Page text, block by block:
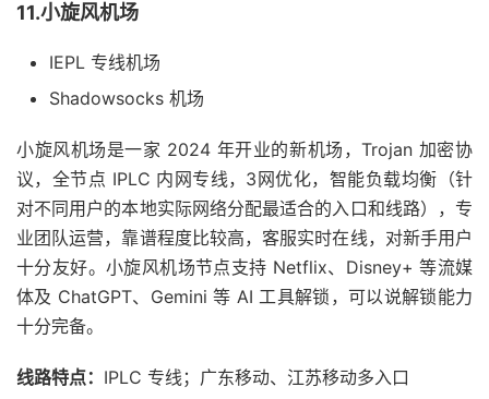
11.小旋风机场
IEPL 专线机场
Shadowsocks 机场
小旋风机场是一家 2024 年开业的新机场，Trojan 加密协
议，全节点 IPLC 内网专线，3网优化，智能负载均衡（针
对不同用户的本地实际网络分配最适合的入口和线路），专
业团队运营，靠谱程度比较高，客服实时在线，对新手用户
十分友好。小旋风机场节点支持 Netflix、Disney+ 等流媒
体及 ChatGPT、Gemini 等 AI 工具解锁，可以说解锁能力
十分完备。
线路特点： IPLC 专线；广东移动、江苏移动多入口